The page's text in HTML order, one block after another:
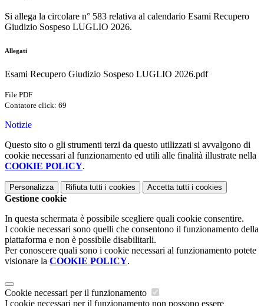
Si allega la circolare n° 583 relativa al calendario Esami Recupero
Giudizio Sospeso LUGLIO 2026.
Allegati
Esami Recupero Giudizio Sospeso LUGLIO 2026.pdf
File PDF
Contatore click: 69
Notizie
Questo sito o gli strumenti terzi da questo utilizzati si avvalgono di
cookie necessari al funzionamento ed utili alle finalità illustrate nella
COOKIE POLICY.
Personalizza Rifiuta tutti i cookies Accetta tutti i cookies
Gestione cookie
In questa schermata è possibile scegliere quali cookie consentire.
I cookie necessari sono quelli che consentono il funzionamento della
piattaforma e non è possibile disabilitarli.
Per conoscere quali sono i cookie necessari al funzionamento potete
visionare la COOKIE POLICY.
Cookie necessari per il funzionamento
I cookie necessari per il funzionamento non possono essere